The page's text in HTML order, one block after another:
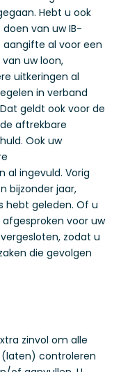
Hebt u ook
van uw IB-
al voor een
uw loon,
uitkeringen al
in verband
geldt ook voor de
aftrekbare
Ook uw
al ingevuld. Vorig
bijzonder jaar,
hebt geleden. Of u
voor uw
zodat u
die gevolgen
zinvol om alle
controleren